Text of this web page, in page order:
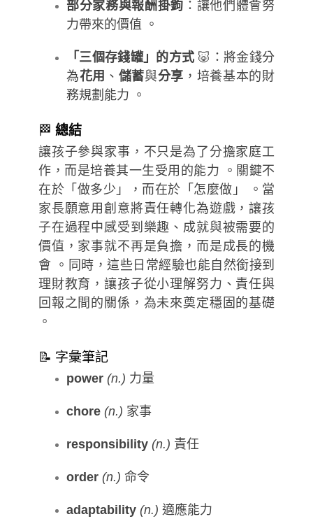
部分家務與報酬掛鉤 ：讓他們體會努
力帶來的價值 。
「三個存錢罐」的方式 🐷：將金錢分
為花用 、 儲蓄與分享 ，培養基本的財
務規劃能力 。
🏁 總結
讓孩子參與家事，不只是為了分擔家庭工
作，而是培養其一生受用的能力 。關鍵不
在於「做多少」，而在於「怎麼做」 。當
家長願意用創意將責任轉化為遊戲，讓孩
子在過程中感受到樂趣、成就與被需要的
價值，家事就不再是負擔，而是成長的機
會 。同時，這些日常經驗也能自然銜接到
理財教育，讓孩子從小理解努力、責任與
回報之間的關係，為未來奠定穩固的基礎
。
📝 字彙筆記
power (n.) 力量
chore (n.) 家事
responsibility (n.) 責任
order (n.) 命令
adaptability (n.) 適應能力